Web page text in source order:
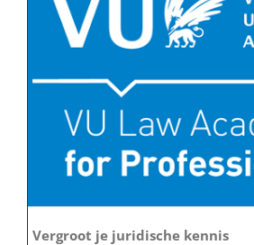
Vergroot je juridische kennis